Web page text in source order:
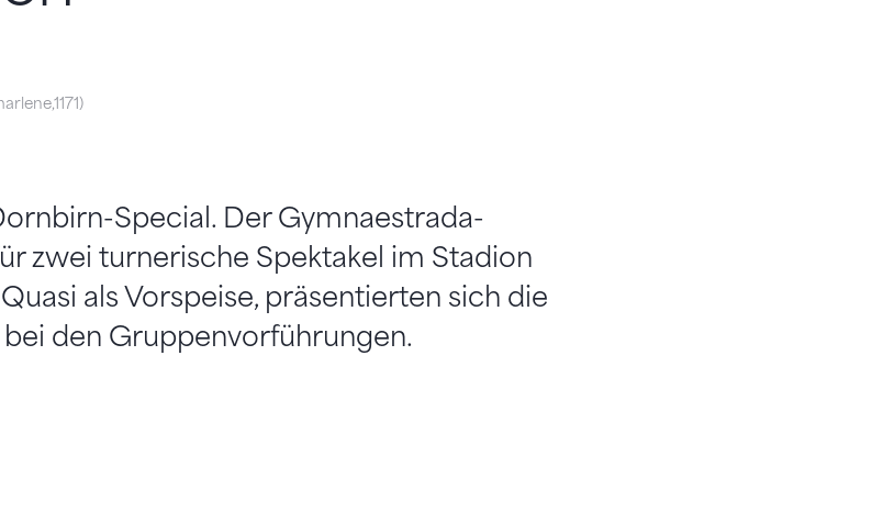
Special. Der Gymnaestrada-
zwei turnerische Spektakel im Stadion
als Vorspeise, präsentierten sich die
den Gruppenvorführungen.